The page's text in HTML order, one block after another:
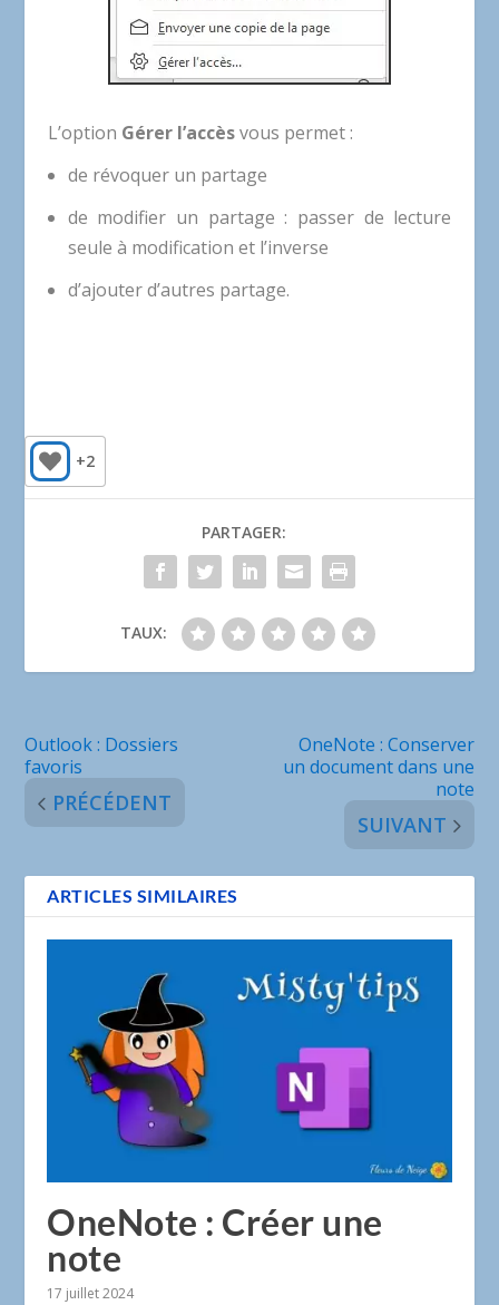
L’option Gérer l’accèsvous permet :
de révoquer un partage
de modifier un partage : passer de lecture
seule à modification et l’inverse
d’ajouter d’autres partage.
+2
PARTAGER:
TAUX:
Outlook : Dossiers
favoris
PRÉCÉDENT
OneNote : Conserver
un document dans une
note
SUIVANT
ARTICLES SIMILAIRES
OneNote : Créer une
note
17 juillet 2024